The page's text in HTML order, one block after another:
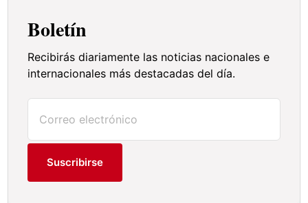
Boletín
Recibirás diariamente las noticias nacionales e
internacionales más destacadas del día.
Suscribirse